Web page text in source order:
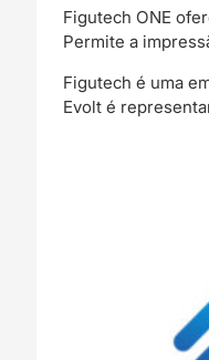
Figutech ONE
Permite a
Figutech é uma
Evolt é